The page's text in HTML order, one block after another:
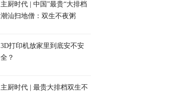
主厨时代 | 中国”最贵“大排档
潮汕扫地僧：双生不夜粥
3D打印机放家里到底安不安
全？
主厨时代 | 最贵大排档双生不